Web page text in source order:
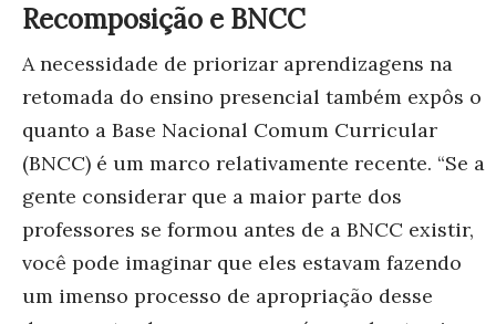
Recomposição e BNCC
A necessidade de priorizar aprendizagens na
retomada do ensino presencial também expôs o
quanto a Base Nacional Comum Curricular
(BNCC) é um marco relativamente recente. “Se a
gente considerar que a maior parte dos
professores se formou antes de a BNCC existir,
você pode imaginar que eles estavam fazendo
um imenso processo de apropriação desse